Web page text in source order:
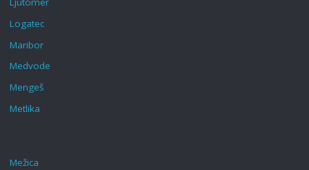
Logatec
Maribor
Medvode
Mengeš
Metlika
Mežica